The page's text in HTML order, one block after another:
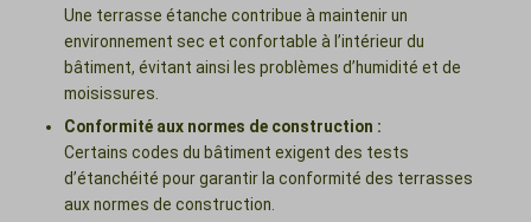
Une terrasse étanche contribue à maintenir un
environnement sec et confortable à l’intérieur du
bâtiment, évitant ainsi les problèmes d’humidité et de
moisissures.
Conformité aux normes de construction :
Certains codes du bâtiment exigent des tests
d’étanchéité pour garantir la conformité des terrasses
aux normes de construction.